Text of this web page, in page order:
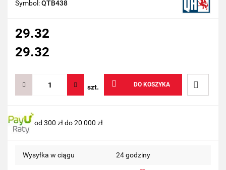
Symbol:QTB438
29.32
29.32
szt. DO KOSZYKA
Do
od 300 zł do 20 000 zł
Wysyłka w ciągu 24 godziny